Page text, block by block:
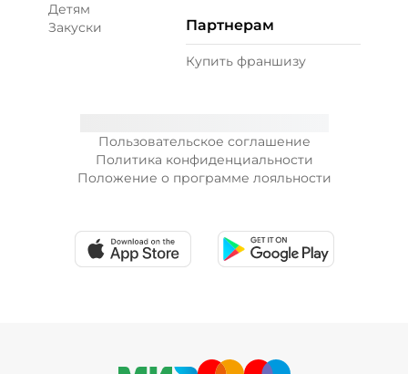
Пользовательское соглашение
Политика конфиденциальности
Положение о программе лояльности
Детям
Закуски
Партнерам
Купить франшизу